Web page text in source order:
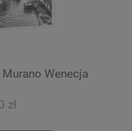
Wenecja
zł